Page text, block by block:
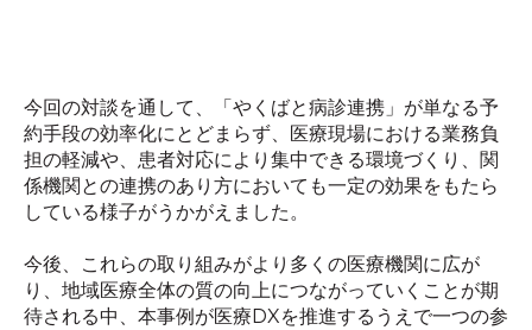
今回の対談を通して、「やくばと病診連携」が単なる予
約手段の効率化にとどまらず、医療現場における業務負
担の軽減や、患者対応により集中できる環境づくり、関
係機関との連携のあり方においても一定の効果をもたら
している様子がうかがえました。
今後、これらの取り組みがより多くの医療機関に広が
り、地域医療全体の質の向上につながっていくことが期
待される中、本事例が医療DXを推進するうえで一つの参